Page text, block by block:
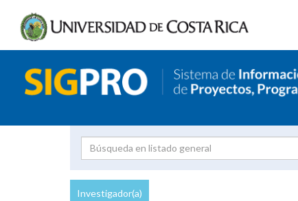
Proyecto
Investigador(a)